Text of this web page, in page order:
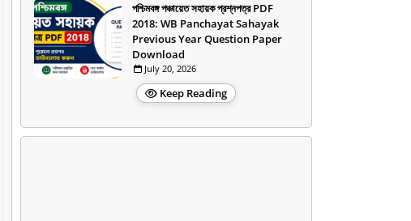
পশ্চিমবঙ্গ পঞ্চায়েত সহায়ক প্রশ্নপত্র PDF
2018: WB Panchayat Sahayak
Previous Year Question Paper
Download
July 20, 2026
Keep Reading